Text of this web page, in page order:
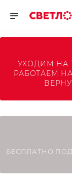
УХОДИМ НА
РАБОТАЕМ
БЕСПЛАТНО